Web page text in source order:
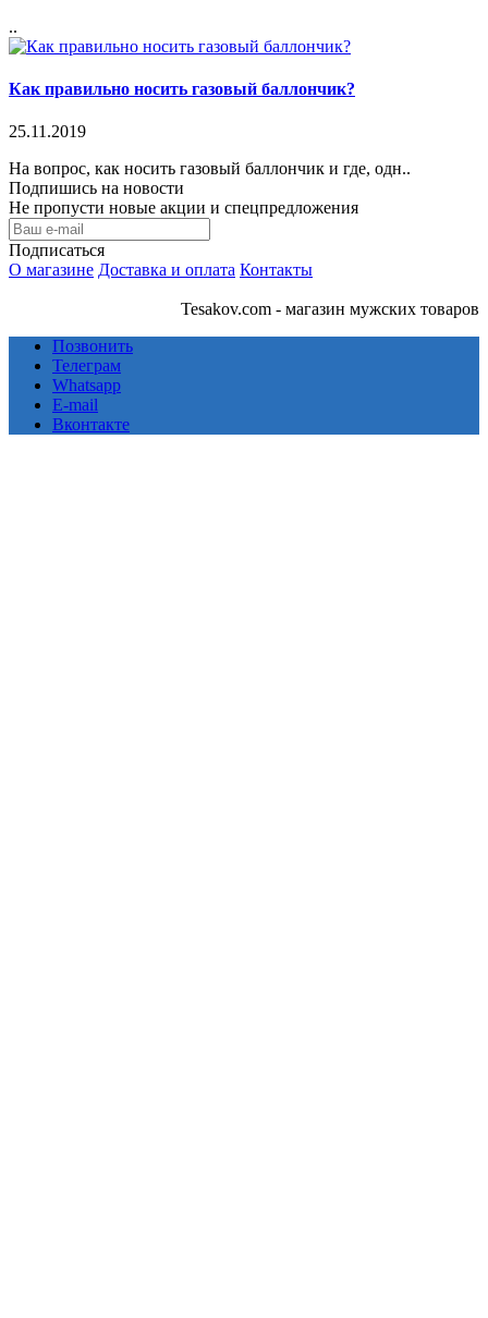
..
Как правильно носить газовый баллончик?
25.11.2019
На вопрос, как носить газовый баллончик и где, одн..
Подпишись на новости
Не пропусти новые акции и спецпредложения
Подписаться
О магазине Доставка и оплата Контакты
Tesakov.com - магазин мужских товаров
Позвонить
Телеграм
Whatsapp
E-mail
Вконтакте